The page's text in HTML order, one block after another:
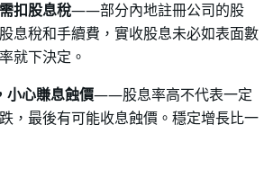
扣股息稅——部分內地註冊公司的股
息稅和手續費，實收股息未必如表面數
就下決定。
小心賺息蝕價——股息率高不代表一定
，最後有可能收息蝕價。穩定增長比一